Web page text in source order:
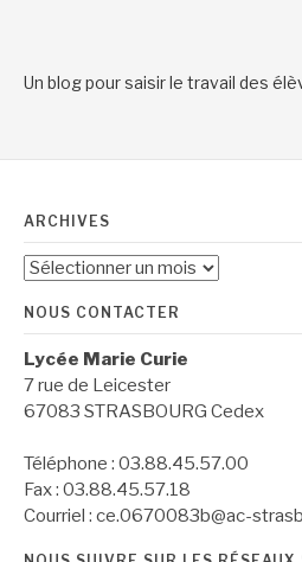
Un blog pour saisir le travail des
ARCHIVES
Archives
NOUS CONTACTER
Lycée Marie Curie
7 rue de Leicester
67083 STRASBOURG Cedex
Téléphone : 03.88.45.57.00
Fax : 03.88.45.57.18
Courriel : ce.0670083b@ac-